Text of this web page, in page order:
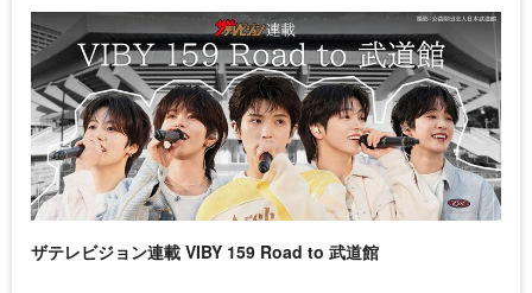
ザテレビジョン連載 VIBY 159 Road to 武道館